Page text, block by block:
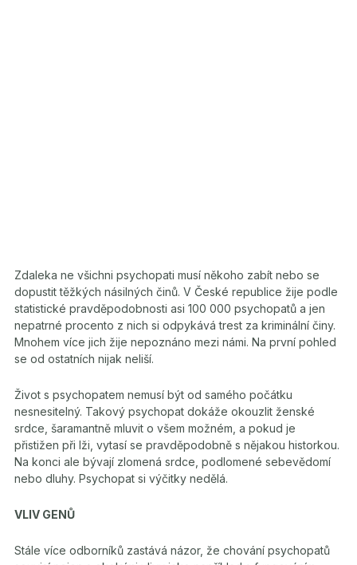
Zdaleka ne všichni psychopati musí někoho zabít nebo se
dopustit těžkých násilných činů. V České republice žije podle
statistické pravděpodobnosti asi 100 000 psychopatů a jen
nepatrné procento z nich si odpykává trest za kriminální činy.
Mnohem více jich žije nepoznáno mezi námi. Na první pohled
se od ostatních nijak neliší.
Život s psychopatem nemusí být od samého počátku
nesnesitelný. Takový psychopat dokáže okouzlit ženské
srdce, šaramantně mluvit o všem možném, a pokud je
přistižen při lži, vytasí se pravděpodobně s nějakou historkou.
Na konci ale bývají zlomená srdce, podlomené sebevědomí
nebo dluhy. Psychopat si výčitky nedělá.
VLIV GENŮ
Stále více odborníků zastává názor, že chování psychopatů